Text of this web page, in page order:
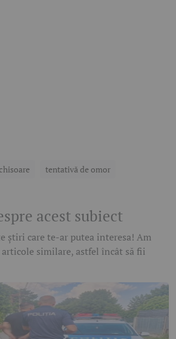
tentativă de omor
acest subiect
știri care te-ar putea interesa! Am
similare, astfel încât să fii